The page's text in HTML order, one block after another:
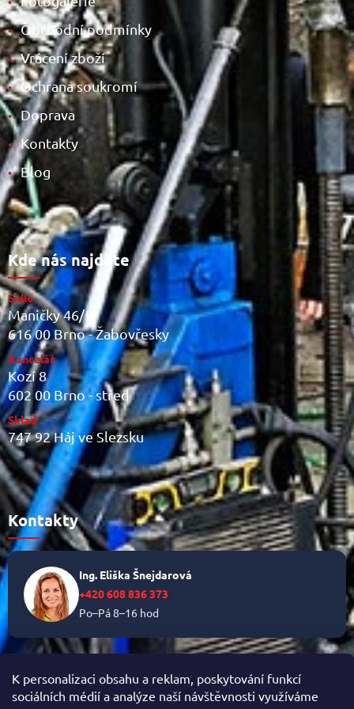
K personalizaci obsahu a reklam, poskytování funkcí
sociálních médií a analýze naší návštěvnosti využíváme
• Obchodní podmínky
• Vrácení zboží
• Ochrana soukromí
• Doprava
• Kontakty
• Blog
Kde nás najdete
Sídlo
Maničky 46/5
616 00 Brno - Žabovřesky
Kancelář
Kozí 8
602 00 Brno - střed
Sklad
747 92 Háj ve Slezsku
Kontakty
Ing. Eliška Šnejdarová
+420 608 836 373
Po–Pá 8–16 hod